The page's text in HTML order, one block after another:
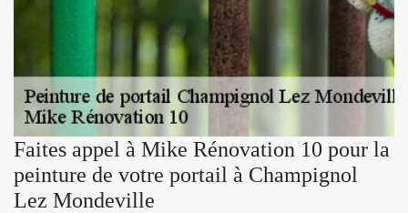
Faites appel à Mike Rénovation 10 pour la
peinture de votre portail à Champignol
Lez Mondeville